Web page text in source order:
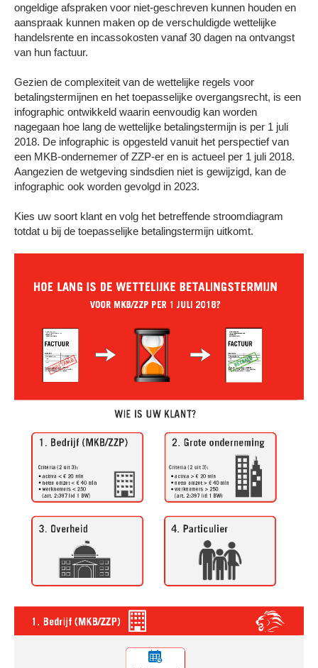
ongeldige afspraken voor niet-geschreven kunnen houden en
aanspraak kunnen maken op de verschuldigde wettelijke
handelsrente en incassokosten vanaf 30 dagen na ontvangst
van hun factuur.
Gezien de complexiteit van de wettelijke regels voor
betalingstermijnen en het toepasselijke overgangsrecht, is een
infographic ontwikkeld waarin eenvoudig kan worden
nagegaan hoe lang de wettelijke betalingstermijn is per 1 juli
2018. De infographic is opgesteld vanuit het perspectief van
een MKB-ondernemer of ZZP-er en is actueel per 1 juli 2018.
Aangezien de wetgeving sindsdien niet is gewijzigd, kan de
infographic ook worden gevolgd in 2023.
Kies uw soort klant en volg het betreffende stroomdiagram
totdat u bij de toepasselijke betalingstermijn uitkomt.